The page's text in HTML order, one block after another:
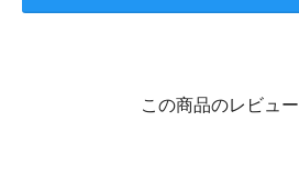
この商品のレビュ